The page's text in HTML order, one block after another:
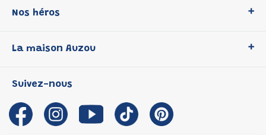
Nos héros
P'tit Loup
Les Influenceuses
Migali
Petite Taupe
La maison Auzou
Notre histoire
Auzou s'engage
Auteurs et illustrateurs Auzou
Suivez-nous